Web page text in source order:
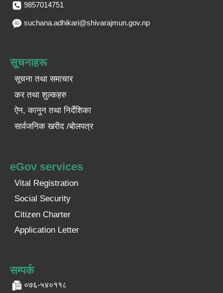
9857014751
suchana.adhikari@shivarajmun.gov.np
सूचनाहरू
सूचना तथा समाचार
कर तथा शुल्कहरु
ऐन, कानुन तथा निर्देशिका
सार्वजनिक खरीद /बोलपत्र
eGov services
Vital Registration
Social Security
Citizen Charter
Application Letter
सम्पर्क
०७६-५४०११८